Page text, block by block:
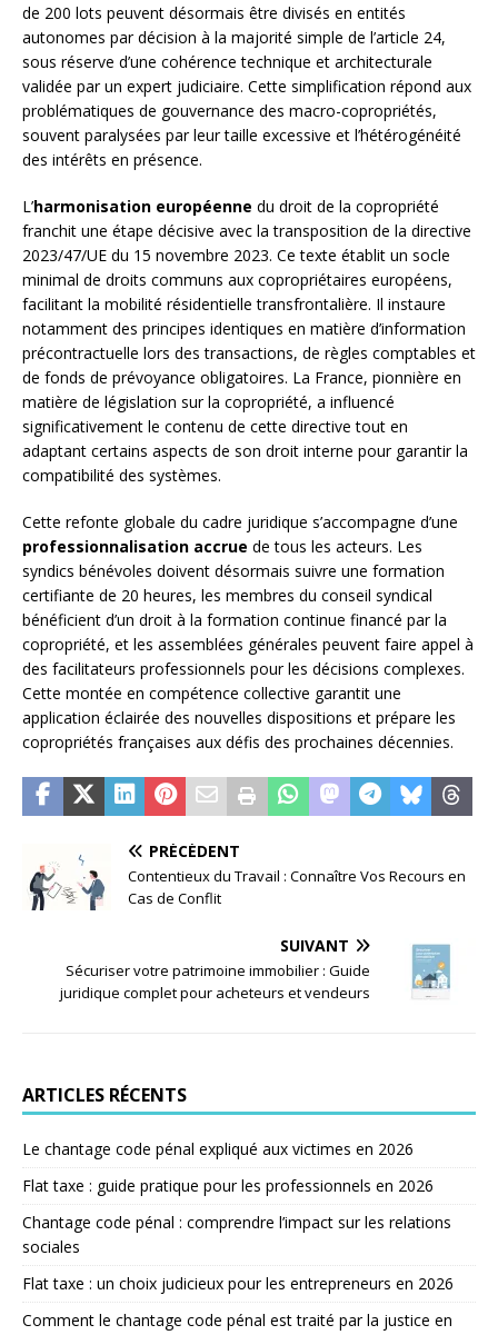
de 200 lots peuvent désormais être divisés en entités
autonomes par décision à la majorité simple de l’article 24,
sous réserve d’une cohérence technique et architecturale
validée par un expert judiciaire. Cette simplification répond aux
problématiques de gouvernance des macro-copropriétés,
souvent paralysées par leur taille excessive et l’hétérogénéité
des intérêts en présence.
L’harmonisation européenne du droit de la copropriété
franchit une étape décisive avec la transposition de la directive
2023/47/UE du 15 novembre 2023. Ce texte établit un socle
minimal de droits communs aux copropriétaires européens,
facilitant la mobilité résidentielle transfrontalière. Il instaure
notamment des principes identiques en matière d’information
précontractuelle lors des transactions, de règles comptables et
de fonds de prévoyance obligatoires. La France, pionnière en
matière de législation sur la copropriété, a influencé
significativement le contenu de cette directive tout en
adaptant certains aspects de son droit interne pour garantir la
compatibilité des systèmes.
Cette refonte globale du cadre juridique s’accompagne d’une
professionnalisation accrue de tous les acteurs. Les
syndics bénévoles doivent désormais suivre une formation
certifiante de 20 heures, les membres du conseil syndical
bénéficient d’un droit à la formation continue financé par la
copropriété, et les assemblées générales peuvent faire appel à
des facilitateurs professionnels pour les décisions complexes.
Cette montée en compétence collective garantit une
application éclairée des nouvelles dispositions et prépare les
copropriétés françaises aux défis des prochaines décennies.
PRÉCÉDENT
Contentieux du Travail : Connaître Vos Recours en
Cas de Conflit
SUIVANT
Sécuriser votre patrimoine immobilier : Guide
juridique complet pour acheteurs et vendeurs
ARTICLES RÉCENTS
Le chantage code pénal expliqué aux victimes en 2026
Flat taxe : guide pratique pour les professionnels en 2026
Chantage code pénal : comprendre l’impact sur les relations
sociales
Flat taxe : un choix judicieux pour les entrepreneurs en 2026
Comment le chantage code pénal est traité par la justice en